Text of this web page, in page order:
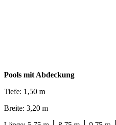
Pools mit Abdeckung
Tiefe: 1,50 m
Breite: 3,20 m